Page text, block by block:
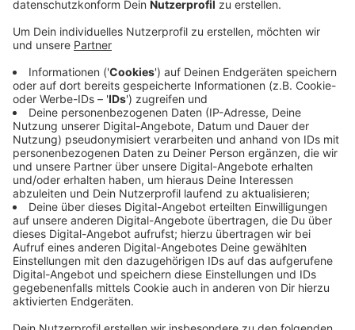
Anzeige
©Stadt Münster / PBA Peter Bastian
Architekten
In einem ersten Bauabschnitt soll das Schulzentrum
um eine Dreifach-Sporthalle und einen Neubau für die
Johannes-Gutenberg-Realschule erweitert werden.
Anzeige
Der beschlossene Umbau ist Auftakt für weitere
Maßnahmen am Schulzentrum Hiltrup. Für das